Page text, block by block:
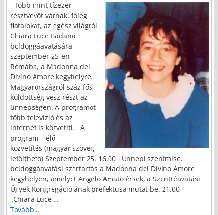
Több mint tízezer
résztvevőt várnak, főleg
fiatalokat, az egész világról
Chiara Luce Badano
boldoggáavatására
szeptember 25-én
Rómába, a Madonna del
Divino Amore kegyhelyre.
Magyarországról száz fős
küldöttség vesz részt az
ünnepségen. A programot
több televízió és az
internet is közvetíti. A
program – élő
közvetítés (magyar szöveg
letölthető) Szeptember 25. 16.00 Ünnepi szentmise,
boldoggáavatási szertartás a Madonna del Divino Amore
kegyhelyen, amelyet Angelo Amato érsek, a Szenttéavatási
Ügyek Kongregációjának prefektusa mutat be. 21.00
„Chiara Luce …
Tovább…